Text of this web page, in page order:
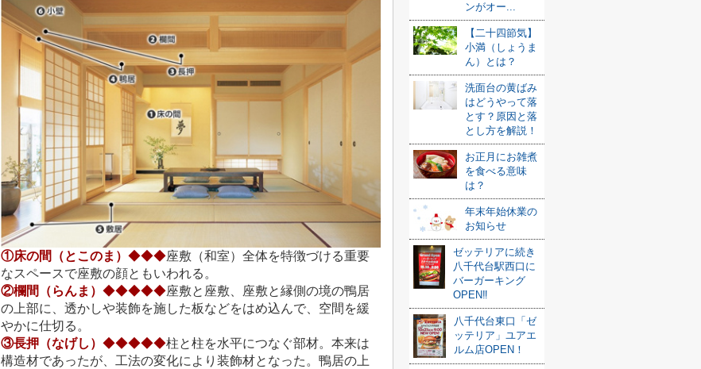
①床の間（とこのま） ◆◆◆座敷（和室）全体を特徴づける重要
なスペースで座敷の顔ともいわれる。
②欄間（らんま） ◆◆◆◆◆座敷と座敷、座敷と縁側の境の鴨居
の上部に、透かしや装飾を施した板などをはめ込んで、空間を緩
やかに仕切る。
③長押（なげし） ◆◆◆◆◆柱と柱を水平につなぐ部材。本来は
構造材であったが、工法の変化により装飾材となった。鴨居の上
ンがオー...
【二十四節気】
小満（しょうま
ん）とは？
洗面台の黄ばみ
はどうやって落
とす？原因と落
とし方を解説！
お正月にお雑煮
を食べる意味
は？
年末年始休業の
お知らせ
ゼッテリアに続き
八千代台駅西口に
バーガーキング
OPEN‼
八千代台東口「ゼ
ッテリア」ユアエ
ルム店OPEN！